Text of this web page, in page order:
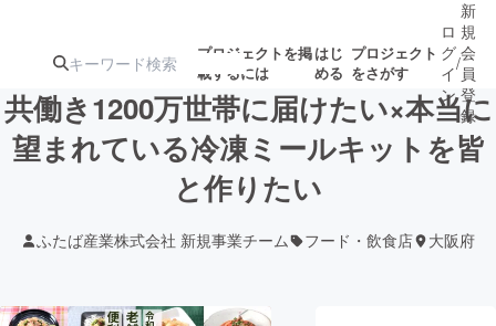
プロジェクトを掲
載するには
はじ
める
プロジェクト
をさがす
注目の新着プロ募集終了が近いプ
ロ
グ
イ
ン
/
新
規
会
員
登
録
共働き1200万世帯に届けたい×本当に
望まれている冷凍ミールキットを皆
と作りたい
ふたば産業株式会社 新規事業チーム フード・飲食店 大阪府